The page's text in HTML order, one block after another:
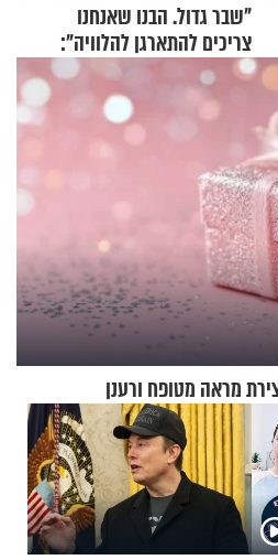
"שבר גדול. הבנו שאנחנו
צריכים להתארגן להלוויה":
זוגיות במבחן, הפעם עם מרים
וגד דנינו